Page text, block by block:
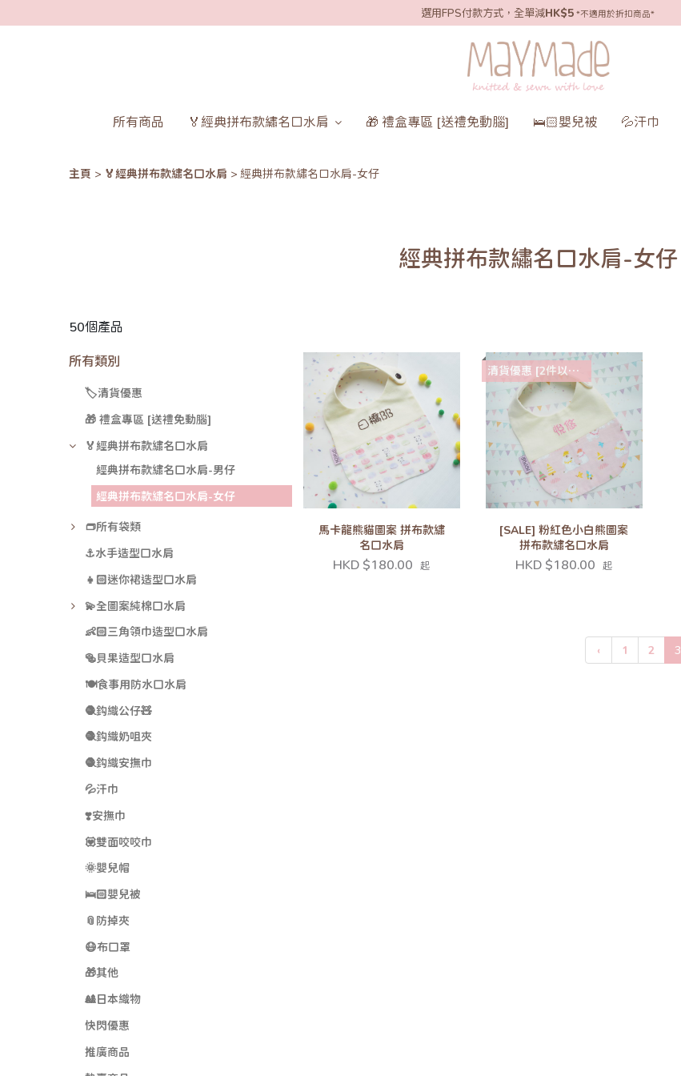
選用FPS付款方式，全單減HK$5 *不適用於折扣商品*
所有商品 🏅經典拼布款繡名口水肩 🎁 禮盒專區 [送禮免動腦] 🛌🏻嬰兒被 💦汗巾
主頁 🏅經典拼布款繡名口水肩 經典拼布款繡名口水肩-女仔
經典拼布款繡名口水肩-女仔
50個產品
所有類別
🏷️清貨優惠
🎁 禮盒專區 [送禮免動腦]
🏅經典拼布款繡名口水肩
經典拼布款繡名口水肩-男仔
經典拼布款繡名口水肩-女仔
👝所有袋類
⚓水手造型口水肩
👧🏻迷你裙造型口水肩
💫全圖案純棉口水肩
👶🏻三角領巾造型口水肩
🥯貝果造型口水肩
🍽️食事用防水口水肩
🧶鈎織公仔🧸
🧶鈎織奶咀夾
🧶鈎織安撫巾
💦汗巾
❣️安撫巾
💟雙面咬咬巾
🌞嬰兒帽
🛌🏻嬰兒被
📎防掉夾
😷布口罩
🎁其他
🎎日本織物
快閃優惠
推廣商品
馬卡龍熊貓圖案 拼布款繡
名口水肩
HKD $180.00 起
清貨優惠 [2件以上88折]
[SALE] 粉紅色小白熊圖案
拼布款繡名口水肩
HKD $180.00 起
‹ 1 2 3